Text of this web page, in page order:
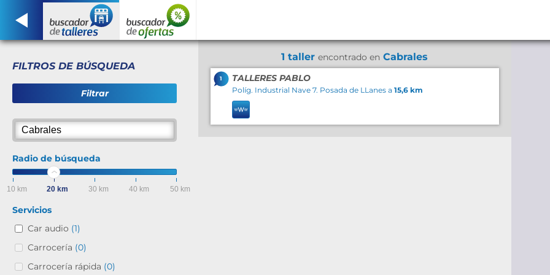
FILTROS DE BÚSQUEDA
Filtrar
Radio de búsqueda
10 km 20 km 30 km 40 km 50 km
Servicios
Car audio (1)
Carrocería (0)
Carrocería rápida (0)
1 tallerencontrado en Cabrales
1 TALLERES PABLO
Políg. Industrial Nave 7. Posada de LLanes a 15,6 km